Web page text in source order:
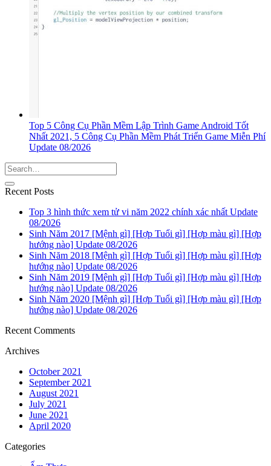
Top 5 Công Cụ Phần Mềm Lập Trình Game Android Tốt
Nhất 2021, 5 Công Cụ Phần Mềm Phát Triển Game Miễn Phí
Update 08/2026
Recent Posts
Top 3 hình thức xem tử vi năm 2022 chính xác nhất Update
08/2026
Sinh Năm 2017 [Mệnh gì] [Hợp Tuổi gì] [Hợp màu gì] [Hợp
hướng nào] Update 08/2026
Sinh Năm 2018 [Mệnh gì] [Hợp Tuổi gì] [Hợp màu gì] [Hợp
hướng nào] Update 08/2026
Sinh Năm 2019 [Mệnh gì] [Hợp Tuổi gì] [Hợp màu gì] [Hợp
hướng nào] Update 08/2026
Sinh Năm 2020 [Mệnh gì] [Hợp Tuổi gì] [Hợp màu gì] [Hợp
hướng nào] Update 08/2026
Recent Comments
Archives
October 2021
September 2021
August 2021
July 2021
June 2021
April 2020
Categories